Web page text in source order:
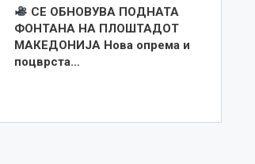
СЕ ОБНОВУВА ПОДНАТА
ФОНТАНА НА ПЛОШТАДОТ
МАКЕДОНИЈА Нова опрема и
поцврста…